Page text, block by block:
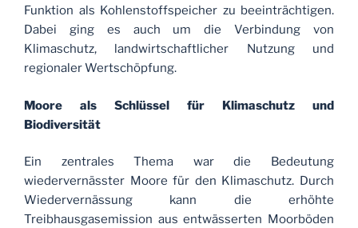
Funktion als Kohlenstoffspeicher zu beeinträchtigen.
Dabei ging es auch um die Verbindung von
Klimaschutz, landwirtschaftlicher Nutzung und
regionaler Wertschöpfung.
Moore als Schlüssel für Klimaschutz und
Biodiversität
Ein zentrales Thema war die Bedeutung
wiedervernässter Moore für den Klimaschutz. Durch
Wiedervernässung kann die erhöhte
Treibhausgasemission aus entwässerten Moorböden